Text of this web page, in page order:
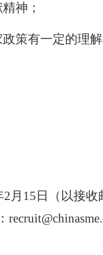
神；
策有一定的理解
月15日（以接